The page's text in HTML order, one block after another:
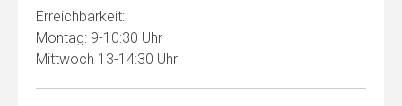
Erreichbarkeit:
Montag: 9-10:30 Uhr
Mittwoch 13-14:30 Uhr